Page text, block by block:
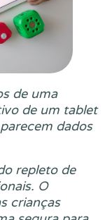
de uma
de um tablet
dados
repleto de
O
crianças